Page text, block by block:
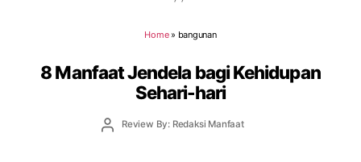
Home» bangunan
8 Manfaat Jendela bagi Kehidupan
Sehari-hari
PostReview By: Redaksi Manfaat